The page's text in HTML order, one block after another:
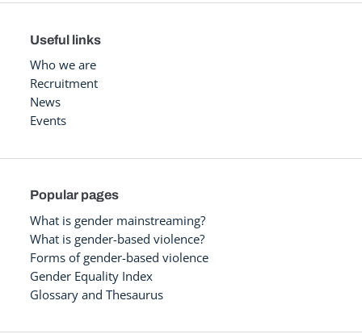
Useful links
Who we are
Recruitment
News
Events
Popular pages
What is gender mainstreaming?
What is gender-based violence?
Forms of gender-based violence
Gender Equality Index
Glossary and Thesaurus